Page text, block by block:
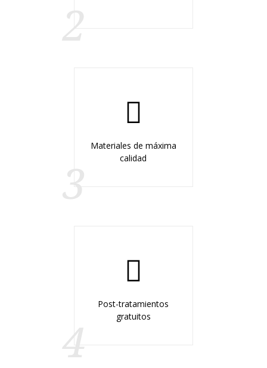
2
Materiales de máxima
calidad
3
Post-tratamientos
gratuitos
4